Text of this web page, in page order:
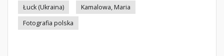
Łuck (Ukraina)
Kamalowa, Maria
Fotografia polska